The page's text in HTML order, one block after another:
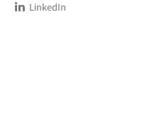
LinkedIn